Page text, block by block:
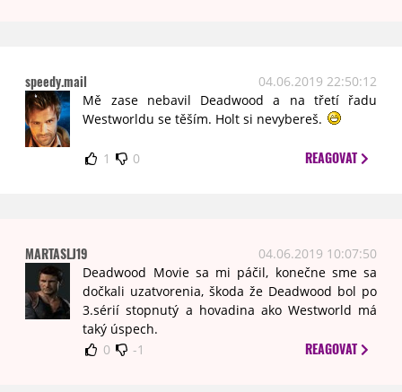
speedy.mail
04.06.2019 22:50:12
Mě zase nebavil Deadwood a na třetí řadu
Westworldu se těším. Holt si nevybereš.
1 0 REAGOVAT
MARTASLJ19
04.06.2019 10:07:50
Deadwood Movie sa mi páčil, konečne sme sa
dočkali uzatvorenia, škoda že Deadwood bol po
3.sérií stopnutý a hovadina ako Westworld má
taký úspech.
0
-1 REAGOVAT